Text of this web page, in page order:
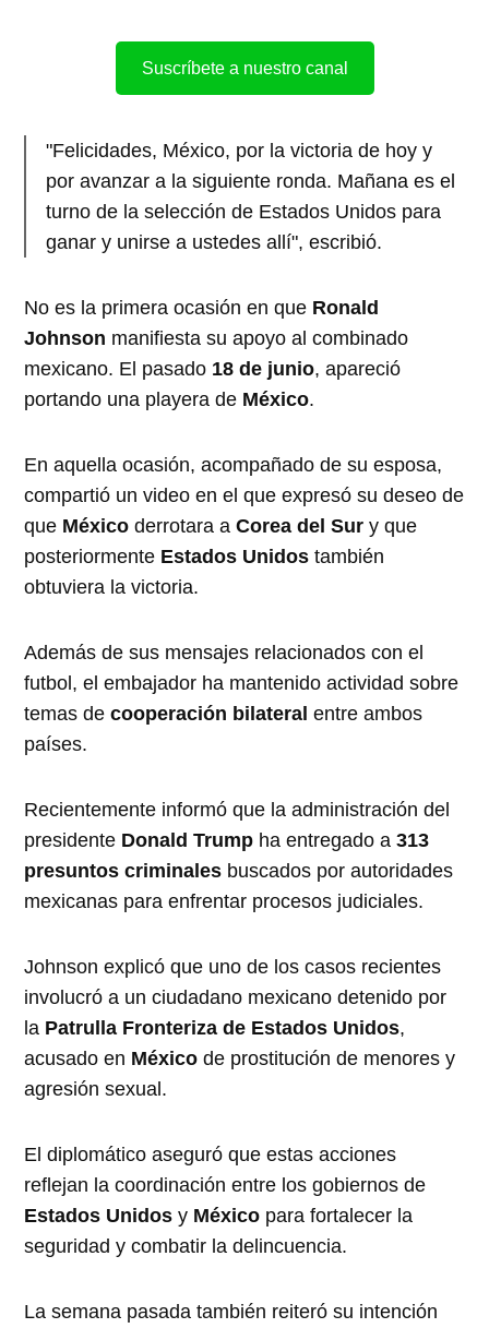
Suscríbete a nuestro canal
"Felicidades, México, por la victoria de hoy y
por avanzar a la siguiente ronda. Mañana es el
turno de la selección de Estados Unidos para
ganar y unirse a ustedes allí", escribió.
No es la primera ocasión en que Ronald
Johnson manifiesta su apoyo al combinado
mexicano. El pasado 18 de junio, apareció
portando una playera de México.
En aquella ocasión, acompañado de su esposa,
compartió un video en el que expresó su deseo de
que México derrotara aCorea del Sur y que
posteriormente Estados Unidos también
obtuviera la victoria.
Además de sus mensajes relacionados con el
futbol, el embajador ha mantenido actividad sobre
temas decooperación bilateral entre ambos
países.
Recientemente informó que la administración del
presidente Donald Trump ha entregado a313
presuntos criminales buscados por autoridades
mexicanas para enfrentar procesos judiciales.
Johnson explicó que uno de los casos recientes
involucró a un ciudadano mexicano detenido por
la Patrulla Fronteriza de Estados Unidos,
acusado en México de prostitución de menores y
agresión sexual.
El diplomático aseguró que estas acciones
reflejan la coordinación entre los gobiernos de
Estados Unidos y México para fortalecer la
seguridad y combatir la delincuencia.
La semana pasada también reiteró su intención